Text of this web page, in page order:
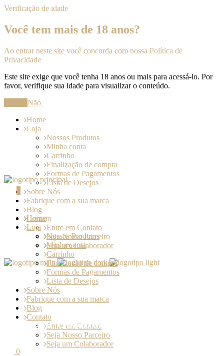
Verificação de idade
Você tem mais de 18 anos?
Ao entrar neste site você concorda com nossa Política de
Privacidade
Este site exige que você tenha 18 anos ou mais para acessá-lo. Por
favor, verifique sua idade para visualizar o conteúdo.
Não
Home
Loja
Nossos Produtos
Minha conta
Carrinho
Finalização de compra
Formas de Pagamentos
Lista de Desejos
Sobre Nós
Fabrique com a sua marca
Blog
Contato
Entre em Contato
Seja Nosso Parceiro
Seja um Colaborador
0
Home
Loja
Nossos Produtos
Minha conta
Carrinho
Finalização de compra
Formas de Pagamentos
Lista de Desejos
Sobre Nós
Fabrique com a sua marca
Blog
Contato
Entre em Contato
Seja Nosso Parceiro
Seja um Colaborador
Seja um Colaborador